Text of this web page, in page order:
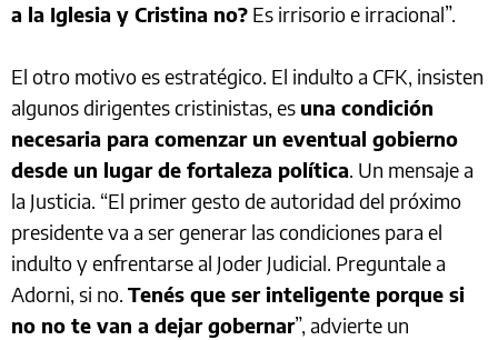
a la Iglesia y Cristina no? Es irrisorio e irracional”.
El otro motivo es estratégico. El indulto a CFK, insisten
algunos dirigentes cristinistas, es una condición
necesaria para comenzar un eventual gobierno
desde un lugar de fortaleza política. Un mensaje a
la Justicia. “El primer gesto de autoridad del próximo
presidente va a ser generar las condiciones para el
indulto y enfrentarse al Joder Judicial. Preguntale a
Adorni, si no. Tenés que ser inteligente porque si
no no te van a dejar gobernar”, advierte un